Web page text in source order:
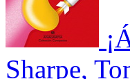
Sharpe,